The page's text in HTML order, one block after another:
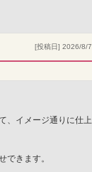
[投稿日] 2026/8/7
、イメージ通りに仕上
できます。